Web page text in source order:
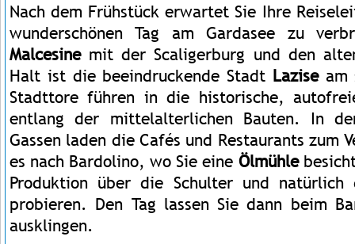
Nach dem Frühstück erwartet Sie Ihre
wunderschönen Tag am Gardasee zu
Malcesinemit der Scaligerburg und den
Halt ist die beeindruckende Stadt Laziseam
Stadttore führen in die historische,
entlang der mittelalterlichen Bauten. In
Gassen laden die Cafés und Restaurants zum
es nach Bardolino, wo Sie eine Ölmühle
Produktion über die Schulter und natürlich
probieren. Den Tag lassen Sie dann beim
ausklingen.